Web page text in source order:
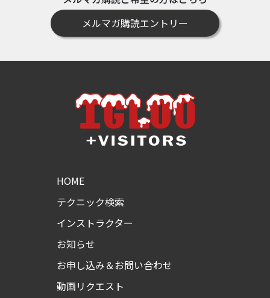
メルマガ購読エントリー
HOME
テクニック検索
インストラクター
お知らせ
お申し込み＆お問い合わせ
動画リクエスト